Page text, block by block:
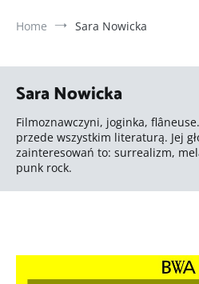
Home
Sara Nowicka
Sara Nowicka
Filmoznawczyni, joginka,
przede wszystkim literaturą. Jej
zainteresowań to: surrealizm,
punk rock.